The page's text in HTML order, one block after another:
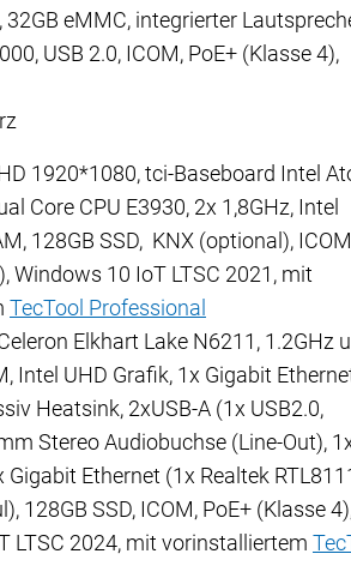
32GB eMMC, integrierter
USB 2.0, ICOM, PoE+ (Klasse 4),
1920*1080, tci-Baseboard Intel
Core CPU E3930, 2x 1,8GHz, Intel
128GB SSD, KNX (optional),
Windows 10 IoT LTSC 2021, mit
TecTool Professional
Elkhart Lake N6211, 1.2GHz
Intel UHD Grafik, 1x Gigabit
Heatsink, 2xUSB-A (1x USB2.0,
Stereo Audiobuchse (Line-Out),
Gigabit Ethernet (1x Realtek
128GB SSD, ICOM, PoE+ (Klasse
LTSC 2024, mit vorinstalliertem